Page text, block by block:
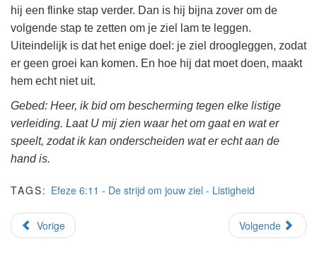
hij een flinke stap verder. Dan is hij bijna zover om de
volgende stap te zetten om je ziel lam te leggen.
Uiteindelijk is dat het enige doel: je ziel droogleggen, zodat
er geen groei kan komen. En hoe hij dat moet doen, maakt
hem echt niet uit.
Gebed: Heer, ik bid om bescherming tegen elke listige
verleiding. Laat U mij zien waar het om gaat en wat er
speelt, zodat ik kan onderscheiden wat er echt aan de
hand is.
TAGS: Efeze 6:11 - De strijd om jouw ziel - Listigheid
Vorige Volgende